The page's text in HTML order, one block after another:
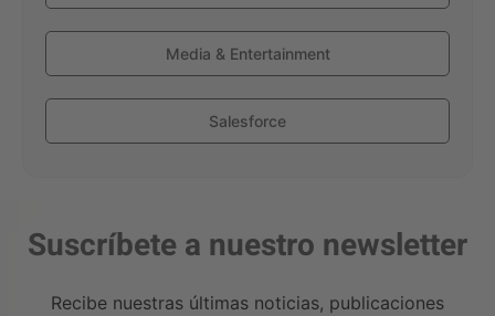
Media & Entertainment
Salesforce
Suscríbete a nuestro newsletter
Recibe nuestras últimas noticias, publicaciones